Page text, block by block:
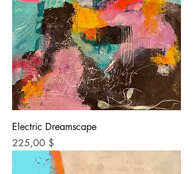
Electric Dreamscape
Preis
225,00 $